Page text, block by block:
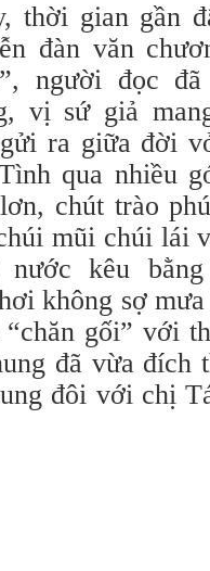
thời gian gần
đàn văn
người đọc
vị sứ giả
ra giữa đời
qua nhiều
chút trào
mũi chúi lái
kêu
không sợ
gối” với
đã vừa đích
đôi với chị